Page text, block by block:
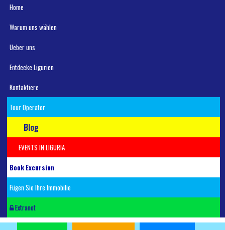
Home
Warum uns wählen
Ueber uns
Entdecke Ligurien
Kontaktiere
Tour Operator
Blog
EVENTS IN LIGURIA
Book Excursion
Fügen Sie Ihre Immobilie
Extranet